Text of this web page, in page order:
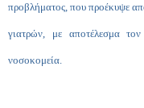
προβλήματος, που προέκυψε
γιατρών, με αποτέλεσμα
νοσοκομεία.